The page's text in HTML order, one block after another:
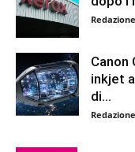
Canon
inkjet
di...